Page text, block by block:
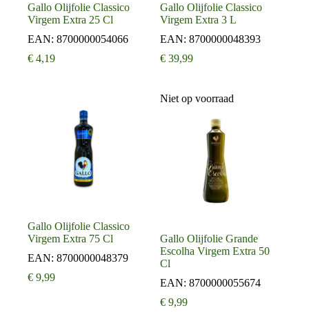
Gallo Olijfolie Classico
Virgem Extra 25 Cl
EAN: 8700000054066
€ 4,19
Gallo Olijfolie Classico
Virgem Extra 3 L
EAN:8700000048393
€ 39,99
Gallo Olijfolie Classico
Virgem Extra 75 Cl
EAN: 8700000048379
€ 9,99
Niet op voorraad
Gallo Olijfolie Grande
Escolha Virgem Extra 50
Cl
EAN:8700000055674
€ 9,99